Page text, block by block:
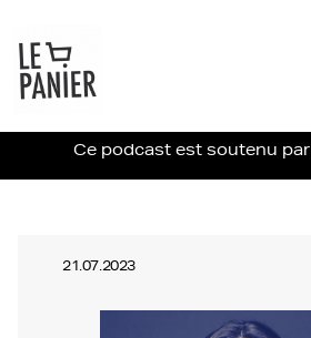
Ce podcast est soutenu par
21.07.2023